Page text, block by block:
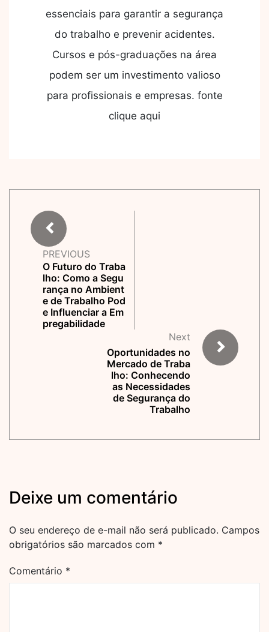
essenciais para garantir a segurança
do trabalho e prevenir acidentes.
Cursos e pós-graduações na área
podem ser um investimento valioso
para profissionais e empresas. fonte
clique aqui
PREVIOUS
O Futuro do Traba
lho: Como a Segu
rança no Ambient
e de Trabalho Pod
e Influenciar a Em
pregabilidade
Next
Oportunidades no
Mercado de Traba
lho: Conhecendo
as Necessidades
de Segurança do
Trabalho
Deixe um comentário
O seu endereço de e-mail não será publicado. Campos
obrigatórios são marcados com *
Comentário *